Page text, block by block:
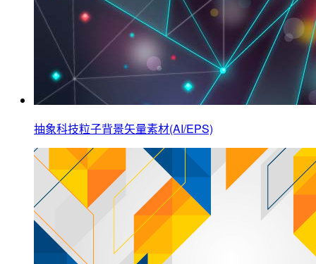
抽象科技粒子背景矢量素材(AI/EPS)